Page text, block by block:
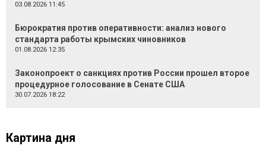
03.08.2026 11:45
Бюрократия против оперативности: анализ нового
стандарта работы крымских чиновников
01.08.2026 12:35
Законопроект о санкциях против России прошел второе
процедурное голосование в Сенате США
30.07.2026 18:22
Картина дня